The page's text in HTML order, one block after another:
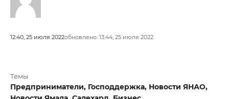
12:40, 25 июля 2022обновлено: 13:44, 25 июля 2022
Темы
Предприниматели, Господдержка, Новости ЯНАО,